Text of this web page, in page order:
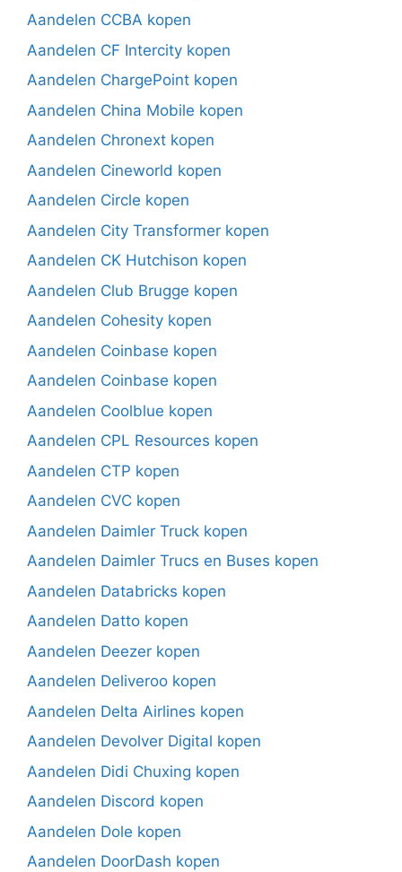
Aandelen CCBA kopen
Aandelen CF Intercity kopen
Aandelen ChargePoint kopen
Aandelen China Mobile kopen
Aandelen Chronext kopen
Aandelen Cineworld kopen
Aandelen Circle kopen
Aandelen City Transformer kopen
Aandelen CK Hutchison kopen
Aandelen Club Brugge kopen
Aandelen Cohesity kopen
Aandelen Coinbase kopen
Aandelen Coinbase kopen
Aandelen Coolblue kopen
Aandelen CPL Resources kopen
Aandelen CTP kopen
Aandelen CVC kopen
Aandelen Daimler Truck kopen
Aandelen Daimler Trucs en Buses kopen
Aandelen Databricks kopen
Aandelen Datto kopen
Aandelen Deezer kopen
Aandelen Deliveroo kopen
Aandelen Delta Airlines kopen
Aandelen Devolver Digital kopen
Aandelen Didi Chuxing kopen
Aandelen Discord kopen
Aandelen Dole kopen
Aandelen DoorDash kopen